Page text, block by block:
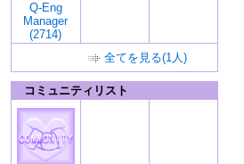
Q-Eng
Manager
(2714)
全てを見る(1人)
コミュニティリスト